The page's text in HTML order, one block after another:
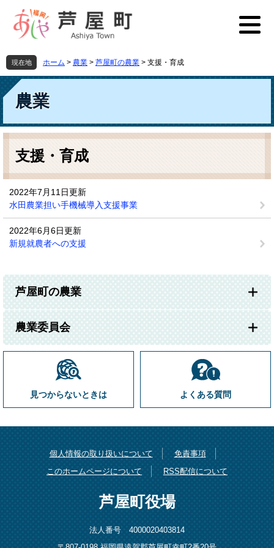
先
頭
す
を
飛
し
本
文
現在地 ホーム > 農業 > 芦屋町の農業 > 支援・育成
農業
本
支援・育成
2022年7月11日更新
水田農業担い手機械導入支援事業
2022年6月6日更新
新規就農者への支援
芦屋町の農業
農業委員会
見つからないときは よくある質問
個人情報の取り扱いについて
免責事項
このホームページについて
RSS配信について
芦屋町役場
法人番号 4000020403814